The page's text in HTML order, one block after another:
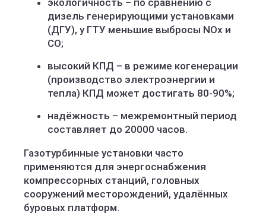
экологичность – по сравнению с
дизель генерирующими установками
(ДГУ), у ГТУ меньшие выбросы NOx и
CO;
высокий КПД – в режиме когенерации
(производство электроэнергии и
тепла) КПД может достигать 80-90%;
надёжность – межремонтный период
составляет до 20000 часов.
Газотурбинные установки часто
применяются для энергоснабжения
компрессорных станций, головных
сооружений месторождений, удалённых
буровых платформ.